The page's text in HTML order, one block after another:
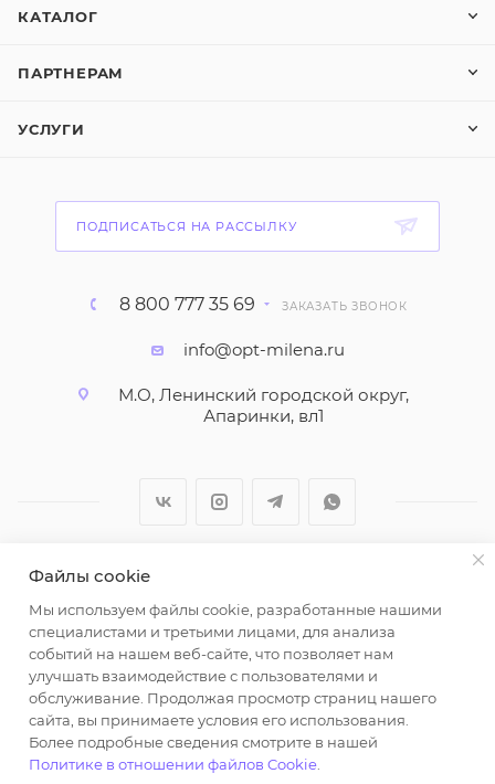
КАТАЛОГ
ПАРТНЕРАМ
УСЛУГИ
ПОДПИСАТЬСЯ НА РАССЫЛКУ
8 800 777 35 69 ЗАКАЗАТЬ ЗВОНОК
info@opt-milena.ru
М.О, Ленинский городской округ,
Апаринки, вл1
2026 © ООО "Вайт Текстиль групп"
Любая информация на сайте носит справочный
характер и не является публичной офертой
определяемой положениями пункта 2 статьи 437
Гражданского кодекса Российской Федерации.
Использование любых материалов, опубликованных
на https://opt-milena.ru, допустимо только при
наличии письменного разрешения редакции и
Файлы cookie
Мы используем файлы cookie, разработанные нашими
специалистами и третьими лицами, для анализа
событий на нашем веб-сайте, что позволяет нам
улучшать взаимодействие с пользователями и
обслуживание. Продолжая просмотр страниц нашего
сайта, вы принимаете условия его использования.
Более подробные сведения смотрите в нашей
Политике в отношении файлов Cookie